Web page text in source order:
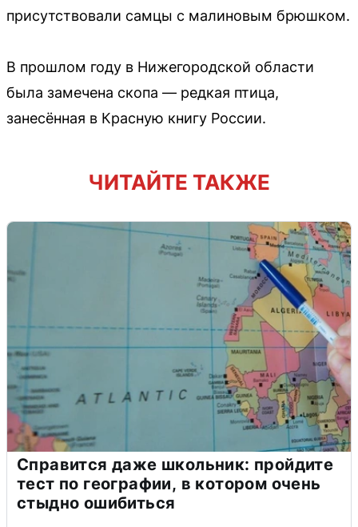
присутствовали самцы с малиновым брюшком.
В прошлом году в Нижегородской области
была замечена скопа — редкая птица,
занесённая в Красную книгу России.
ЧИТАЙТЕ ТАКЖЕ
Справится даже школьник: пройдите
тест по географии, в котором очень
стыдно ошибиться